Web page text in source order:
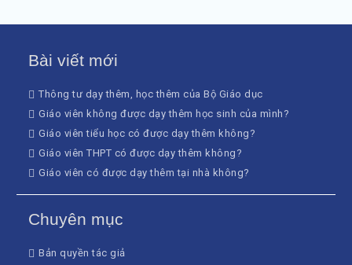
Bài viết mới
Thông tư dạy thêm, học thêm của Bộ Giáo dục
Giáo viên không được dạy thêm học sinh của mình?
Giáo viên tiểu học có được dạy thêm không?
Giáo viên THPT có được dạy thêm không?
Giáo viên có được dạy thêm tại nhà không?
Chuyên mục
Bản quyền tác giả